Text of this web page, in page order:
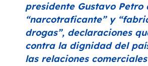
presidente Gustavo Petro
“narcotraficante”y
drogas”, declaraciones
contra la dignidad del
las relaciones